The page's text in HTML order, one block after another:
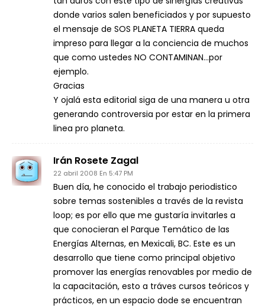
donde varios salen beneficiados y por supuesto
el mensaje de SOS PLANETA TIERRA queda
impreso para llegar a la conciencia de muchos
que como ustedes NO CONTAMINAN…por
ejemplo.
Gracias
Y ojalá esta editorial siga de una manera u otra
generando controversia por estar en la primera
linea pro planeta.
Irán Rosete Zagal
22 abril 2008 En 5:47 PM
Buen día, he conocido el trabajo periodistico
sobre temas sostenibles a través de la revista
loop; es por ello que me gustaría invitarles a
que conocieran el Parque Temático de las
Energías Alternas, en Mexicali, BC. Este es un
desarrollo que tiene como principal objetivo
promover las energías renovables por medio de
la capacitación, esto a tráves cursos teóricos y
prácticos, en un espacio dode se encuentran